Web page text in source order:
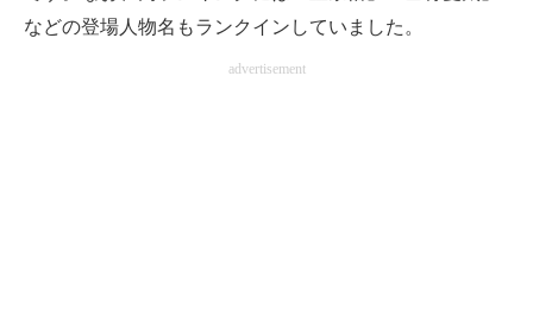
などの登場人物名もランクインしていました。
advertisement